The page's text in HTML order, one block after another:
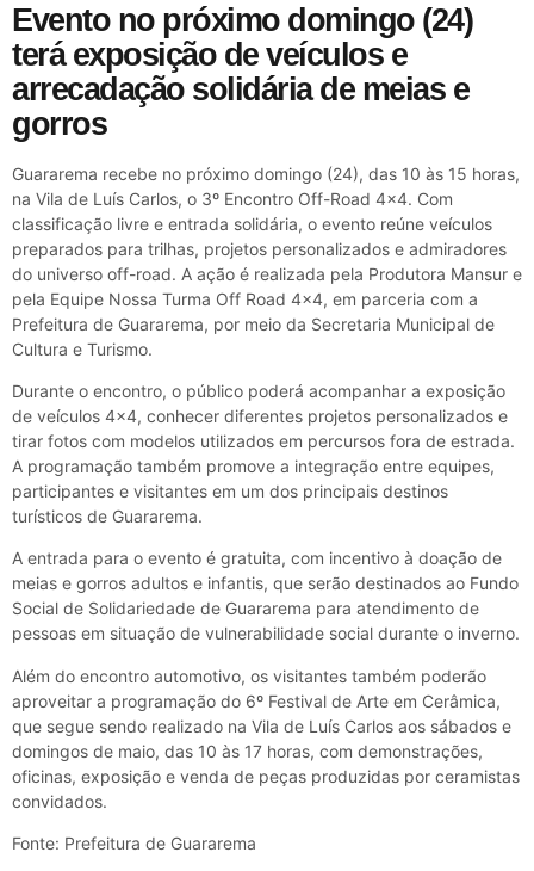
Evento no próximo domingo (24)
terá exposição de veículos e
arrecadação solidária de meias e
gorros
Guararema recebe no próximo domingo (24), das 10 às 15 horas,
na Vila de Luís Carlos, o 3º Encontro Off-Road 4×4. Com
classificação livre e entrada solidária, o evento reúne veículos
preparados para trilhas, projetos personalizados e admiradores
do universo off-road. A ação é realizada pela Produtora Mansur e
pela Equipe Nossa Turma Off Road 4×4, em parceria com a
Prefeitura de Guararema, por meio da Secretaria Municipal de
Cultura e Turismo.
Durante o encontro, o público poderá acompanhar a exposição
de veículos 4×4, conhecer diferentes projetos personalizados e
tirar fotos com modelos utilizados em percursos fora de estrada.
A programação também promove a integração entre equipes,
participantes e visitantes em um dos principais destinos
turísticos de Guararema.
A entrada para o evento é gratuita, com incentivo à doação de
meias e gorros adultos e infantis, que serão destinados ao Fundo
Social de Solidariedade de Guararema para atendimento de
pessoas em situação de vulnerabilidade social durante o inverno.
Além do encontro automotivo, os visitantes também poderão
aproveitar a programação do 6º Festival de Arte em Cerâmica,
que segue sendo realizado na Vila de Luís Carlos aos sábados e
domingos de maio, das 10 às 17 horas, com demonstrações,
oficinas, exposição e venda de peças produzidas por ceramistas
convidados.
Fonte: Prefeitura de Guararema